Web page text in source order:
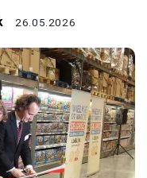
26.05.2026